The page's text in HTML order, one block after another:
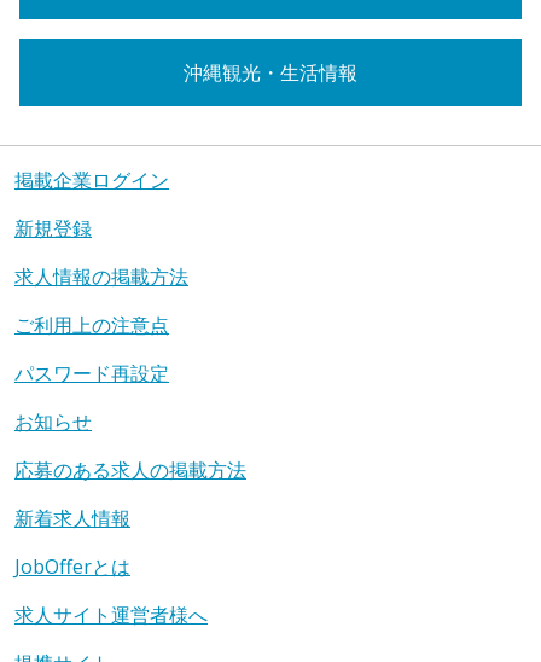
沖縄観光・生活情報
掲載企業ログイン
新規登録
求人情報の掲載方法
ご利用上の注意点
パスワード再設定
お知らせ
応募のある求人の掲載方法
新着求人情報
JobOfferとは
求人サイト運営者様へ